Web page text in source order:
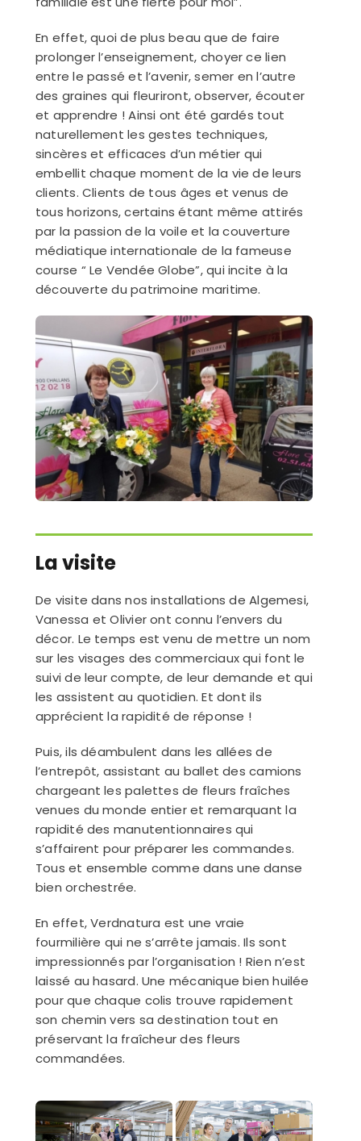
En effet, quoi de plus beau que de faire
prolonger l’enseignement, choyer ce lien
entre le passé et l’avenir, semer en l’autre
des graines qui fleuriront, observer, écouter
et apprendre ! Ainsi ont été gardés tout
naturellement les gestes techniques,
sincères et efficaces d’un métier qui
embellit chaque moment de la vie de leurs
clients. Clients de tous âges et venus de
tous horizons, certains étant même attirés
par la passion de la voile et la couverture
médiatique internationale de la fameuse
course “ Le Vendée Globe”, qui incite à la
découverte du patrimoine maritime.
La visite
De visite dans nos installations de Algemesi,
Vanessa et Olivier ont connu l’envers du
décor. Le temps est venu de mettre un nom
sur les visages des commerciaux qui font le
suivi de leur compte, de leur demande et qui
les assistent au quotidien. Et dont ils
apprécient la rapidité de réponse !
Puis, ils déambulent dans les allées de
l’entrepôt, assistant au ballet des camions
chargeant les palettes de fleurs fraîches
venues du monde entier et remarquant la
rapidité des manutentionnaires qui
s’affairent pour préparer les commandes.
Tous et ensemble comme dans une danse
bien orchestrée.
En effet, Verdnatura est une vraie
fourmilière qui ne s’arrête jamais. Ils sont
impressionnés par l’organisation ! Rien n’est
laissé au hasard. Une mécanique bien huilée
pour que chaque colis trouve rapidement
son chemin vers sa destination tout en
préservant la fraîcheur des fleurs
commandées.